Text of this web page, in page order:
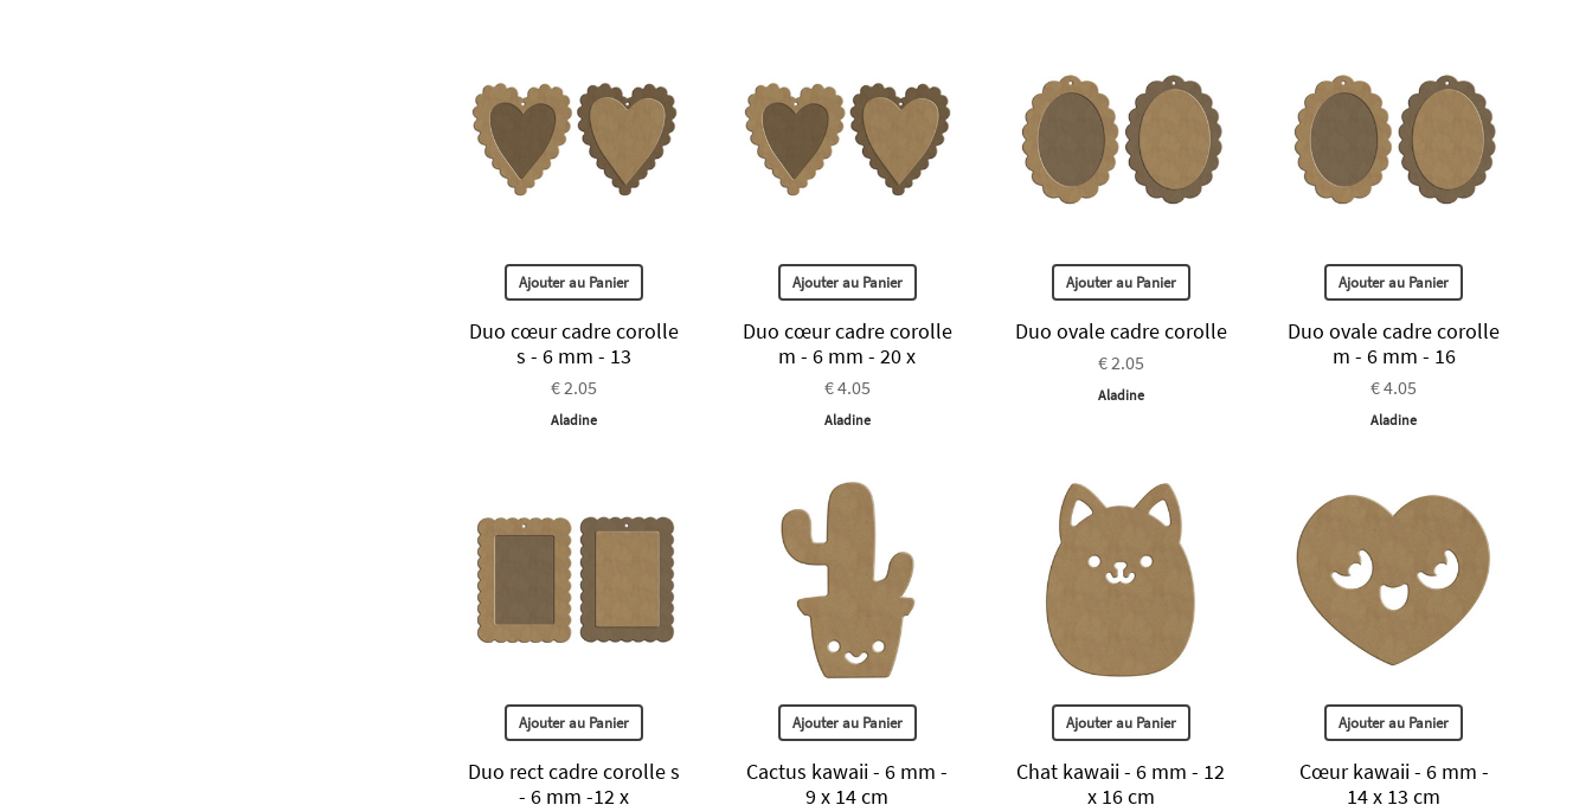
Ajouter au Panier
Duo cœur cadre corolle
s - 6 mm - 13
€ 2.05
Aladine
Ajouter au Panier
Duo cœur cadre corolle
m - 6 mm - 20 x
€ 4.05
Aladine
Ajouter au Panier
Duo ovale cadre corolle
€ 2.05
Aladine
Ajouter au Panier
Duo ovale cadre corolle
m - 6 mm - 16
€ 4.05
Aladine
Ajouter au Panier
Duo rect cadre corolle s
- 6 mm -12 x
Ajouter au Panier
Cactus kawaii - 6 mm -
9 x 14 cm
Ajouter au Panier
Chat kawaii - 6 mm - 12
x 16 cm
Ajouter au Panier
Cœur kawaii - 6 mm -
14 x 13 cm